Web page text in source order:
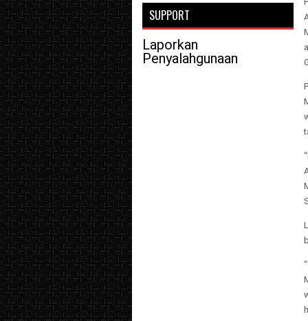
SUPPORT
Laporkan
Penyalahgunaan